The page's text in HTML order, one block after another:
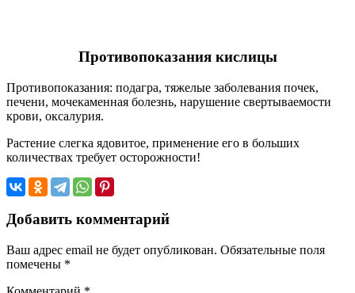
Противопоказания кислицы
Противопоказания: подагра, тяжелые заболевания почек,
печени, мочекаменная болезнь, нарушение свертываемости
крови, оксалурия.
Растение слегка ядовитое, применение его в больших
количествах требует осторожности!
Добавить комментарий
Ваш адрес email не будет опубликован. Обязательные поля
помечены *